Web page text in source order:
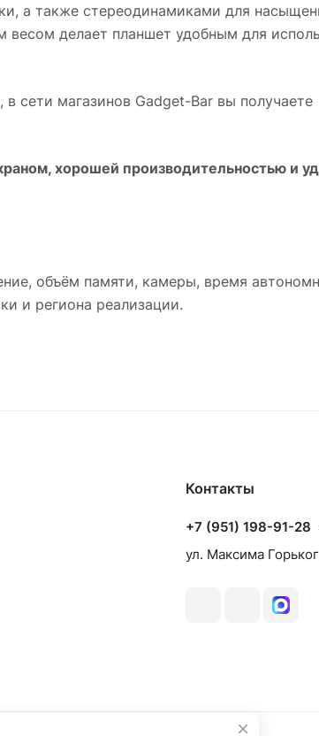
а также стереодинамиками для
делает планшет удобным для
, в сети магазинов Gadget-Bar вы получаете
хорошей производительностью и
объём памяти, камеры, время
и региона реализации.
Контакты
+7 (951) 198-91-28
ул. Максима